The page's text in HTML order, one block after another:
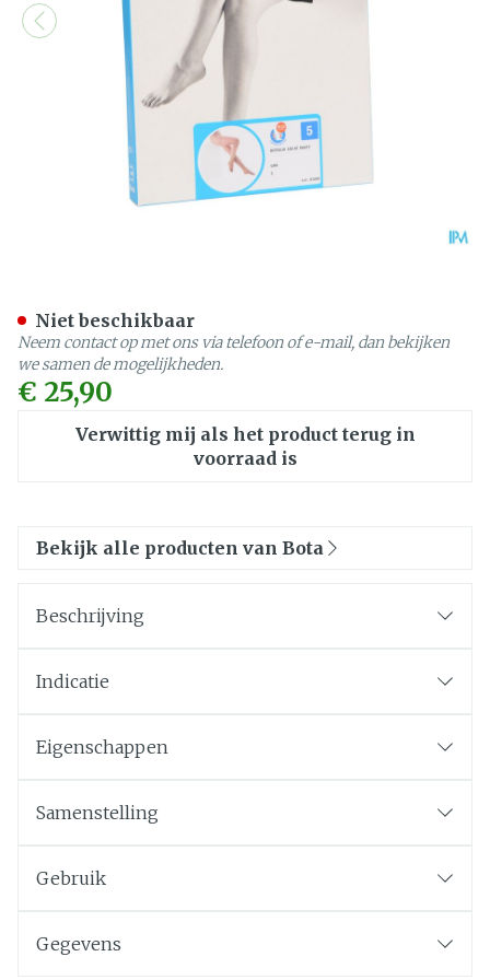
€ 25,90
Verwittig mij als het product terug in
voorraad is
Niet beschikbaar
Neem contact op met ons via telefoon of e-mail, dan bekijken
we samen de mogelijkheden.
Bekijk alle producten van Bota
Beschrijving
Indicatie
Eigenschappen
Samenstelling
Gebruik
Gegevens